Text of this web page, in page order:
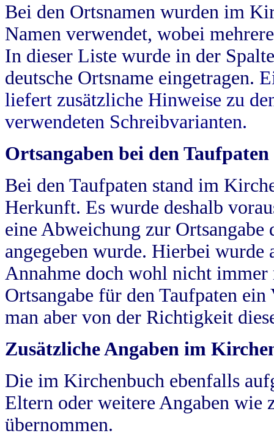
Bei den Ortsnamen wurden im
Namen verwendet, wobei
In dieser Liste wurde in der
deutsche Ortsname eingetragen.
liefert zusätzliche Hinweise zu
verwendeten Schreibvarianten.
Ortsangaben bei den Taufpaten
Bei den Taufpaten stand im
Herkunft. Es wurde deshalb
eine Abweichung zur
angegeben wurde. Hierbei wurde
Annahme doch wohl nicht
Ortsangabe für den Taufpaten
man aber von der Richtigkeit
Zusätzliche Angaben im
Die im Kirchenbuch ebenfalls
Eltern oder weitere Angaben wie
übernommen.